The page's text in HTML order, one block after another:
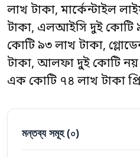
লাখ টাকা, মার্কেন্টাইল
টাকা, এলআইসি দুই কোটি
কোটি ৯৩ লাখ টাকা,
টাকা, আলফা দু্ই কোটি নয়
এক কোটি ৭৪ লাখ টাকা
মন্তব্য সমূহ (০)